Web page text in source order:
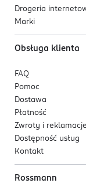
Drogeria
Marki
Obsługa klienta
FAQ
Pomoc
Dostawa
Płatność
Zwroty i reklamacje
Dostępność usług
Kontakt
Rossmann